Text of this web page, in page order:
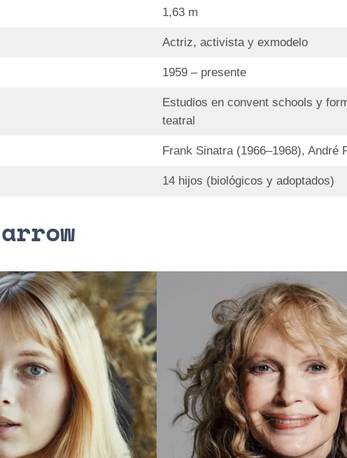
1,63 m
Actriz, activista y exmodelo
1959 – presente
Estudios en convent schools y
teatral
Frank Sinatra (1966–1968), André
14 hijos (biológicos y adoptados)